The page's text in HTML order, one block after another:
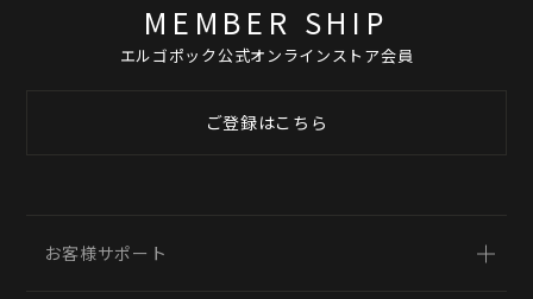
MEMBER SHIP
エルゴポック公式オンラインストア会員
ご登録はこちら
お客様サポート